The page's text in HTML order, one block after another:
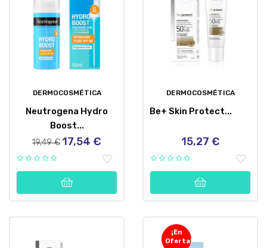
DERMOCOSMÉTICA
Neutrogena Hydro
Boost...
Precio
19,49 € Precio
17,54 €
DERMOCOSMÉTICA
Be+ Skin Protect...
Precio
15,27 €
¡En
Oferta!